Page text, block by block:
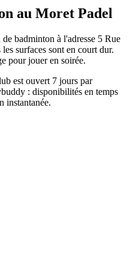
au Moret Padel
badminton à l'adresse 5 Rue
surfaces sont en court dur.
pour jouer en soirée.
est ouvert 7 jours par
: disponibilités en temps
instantanée.